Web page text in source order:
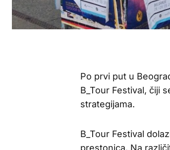
Po prvi put u
B_Tour Festival, čiji
strategijama.
B_Tour Festival
prestonica. Na